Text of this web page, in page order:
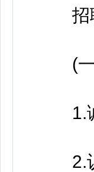
招
(一)
1.诚
2.认